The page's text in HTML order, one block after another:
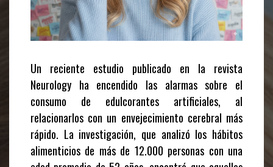
Un reciente estudio publicado en la revista
Neurology ha encendido las alarmas sobre el
consumo de edulcorantes artificiales, al
relacionarlos con un envejecimiento cerebral más
rápido. La investigación, que analizó los hábitos
alimenticios de más de 12.000 personas con una